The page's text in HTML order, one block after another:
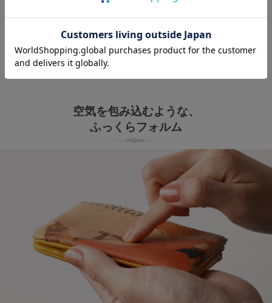
HIRAMEKI.オリジナルの『ART LEATHER』は、牛革に直接デザイ
ンを施すため、革本来の質感を損なうことなく経年変化を楽しめま
ラウンドシリーズでは、その「ART LEATHER」に”上質なやわらか
さ”を加え、ずっと触れていたくなる様な質感に仕上がりました。
空気を包み込むような、
ふっくらフォルム